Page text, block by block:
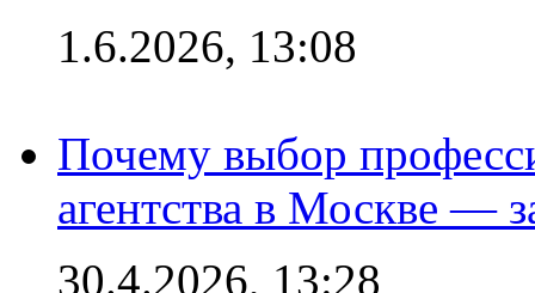
1.6.2026, 13:08
Почему выбор
агентства в Москве —
30.4.2026, 13:28